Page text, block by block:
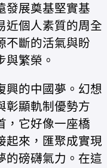
發展奠基堅實基
近個人素質的周全
不斷的活氣與盼
繁榮。
興的中國夢。幻想
彰顯軌制優勢方
，它好像一座橋
起來，匯聚成實現
的磅礴氣力。在這